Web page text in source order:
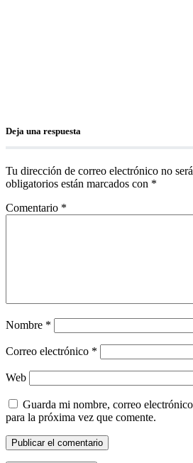
Deja una respuesta
Tu dirección de correo electrónico no
obligatorios están marcados con *
Comentario *
Nombre *
Correo electrónico *
Web
Guarda mi nombre, correo
para la próxima vez que comente.